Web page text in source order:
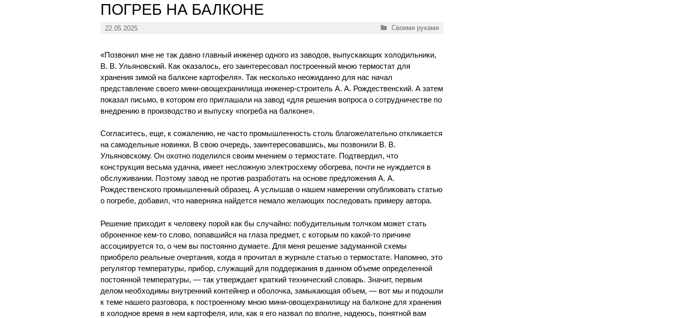
ПОГРЕБ НА БАЛКОНЕ
22.05.2025 Рубрики
Своими руками
«Позвонил мне не так давно главный инженер одного из заводов, выпускающих холодильники,
В. В. Ульяновский. Как оказалось, его заинтересовал построенный мною термостат для
хранения зимой на балконе картофеля». Так несколько неожиданно для нас начал
представление своего мини-овощехранилища инженер-строитель А. А. Рождественский. А затем
показал письмо, в котором его приглашали на завод «для решения вопроса о сотрудничестве по
внедрению в производство и выпуску «погреба на балконе».
Согласитесь, еще, к сожалению, не часто промышленность столь благожелательно откликается
на самодельные новинки. В свою очередь, заинтересовавшись, мы позвонили В. В.
Ульяновскому. Он охотно поделился своим мнением о термостате. Подтвердил, что
конструкция весьма удачна, имеет несложную электросхему обогрева, почти не нуждается в
обслуживании. Поэтому завод не против разработать на основе предложения А. А.
Рождественского промышленный образец. А услышав о нашем намерении опубликовать статью
о погребе, добавил, что наверняка найдется немало желающих последовать примеру автора.
Решение приходит к человеку порой как бы случайно: побудительным толчком может стать
оброненное кем-то слово, попавшийся на глаза предмет, с которым по какой-то причине
ассоциируется то, о чем вы постоянно думаете. Для меня решение задуманной схемы
приобрело реальные очертания, когда я прочитал в журнале статью о термостате. Напомню, это
регулятор температуры, прибор, служащий для поддержания в данном объеме определенной
постоянной температуры, — так утверждает краткий технический словарь. Значит, первым
делом необходимы внутренний контейнер и оболочка, замыкающая объем, — вот мы и подошли
к теме нашего разговора, к построенному мною мини-овощехранилищу на балконе для хранения
в холодное время в нем картофеля, или, как я его назвал по вполне, надеюсь, понятной вам